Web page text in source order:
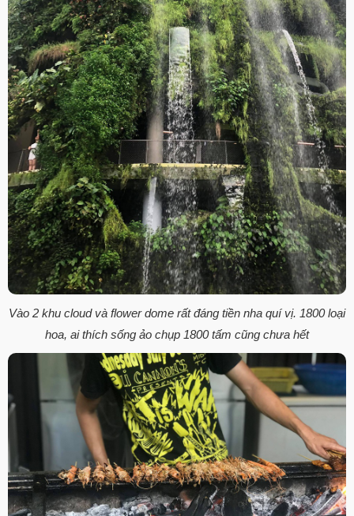
Vào 2 khu cloud và flower dome rất đáng tiền nha quí vị. 1800 loại
hoa, ai thích sống ảo chụp 1800 tấm cũng chưa hết